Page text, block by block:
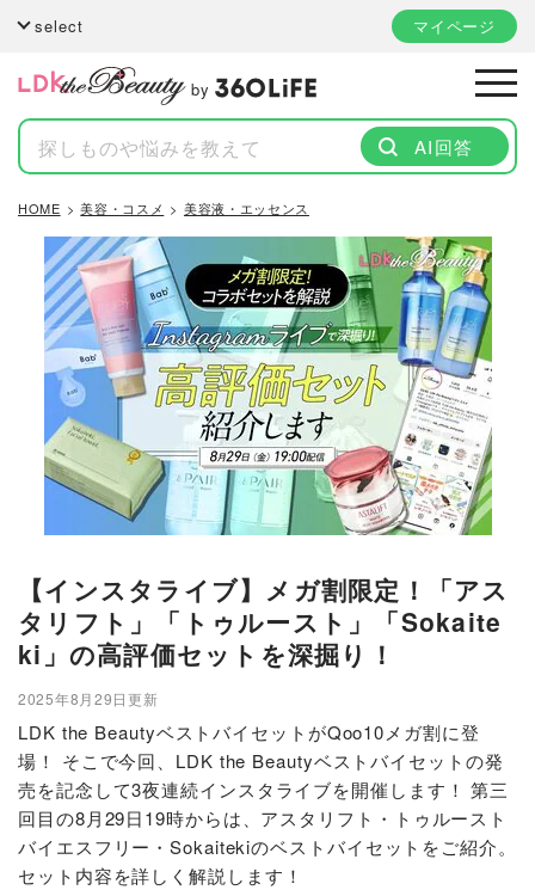
select マイページ
by
AI回答
HOME 美容・コスメ 美容液・エッセンス
【インスタライブ】メガ割限定！「アス
タリフト」「トゥルースト」「Sokaite
ki」の高評価セットを深掘り！
2025年8月29日更新
LDK the BeautyベストバイセットがQoo10メガ割に登
場！ そこで今回、LDK the Beautyベストバイセットの発
売を記念して3夜連続インスタライブを開催します！ 第三
回目の8月29日19時からは、アスタリフト・トゥルースト
バイエスフリー・Sokaitekiのベストバイセットをご紹介。
セット内容を詳しく解説します！